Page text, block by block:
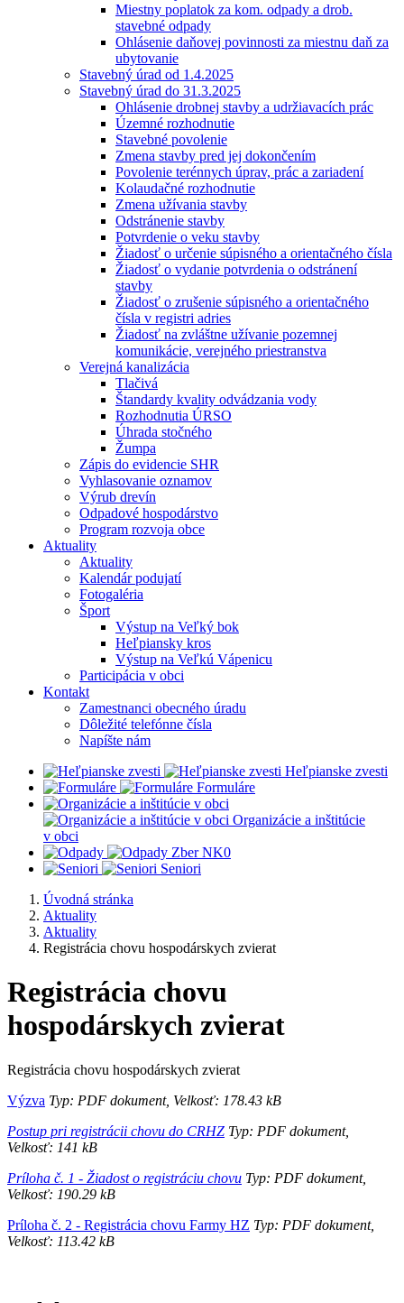
Miestny poplatok za kom. odpady a drob.
stavebné odpady
Ohlásenie daňovej povinnosti za miestnu daň za
ubytovanie
Stavebný úrad od 1.4.2025
Stavebný úrad do 31.3.2025
Ohlásenie drobnej stavby a udržiavacích prác
Územné rozhodnutie
Stavebné povolenie
Zmena stavby pred jej dokončením
Povolenie terénnych úprav, prác a zariadení
Kolaudačné rozhodnutie
Zmena užívania stavby
Odstránenie stavby
Potvrdenie o veku stavby
Žiadosť o určenie súpisného a orientačného čísla
Žiadosť o vydanie potvrdenia o odstránení
stavby
Žiadosť o zrušenie súpisného a orientačného
čísla v registri adries
Žiadosť na zvláštne užívanie pozemnej
komunikácie, verejného priestranstva
Verejná kanalizácia
Tlačivá
Štandardy kvality odvádzania vody
Rozhodnutia ÚRSO
Úhrada stočného
Žumpa
Zápis do evidencie SHR
Vyhlasovanie oznamov
Výrub drevín
Odpadové hospodárstvo
Program rozvoja obce
Aktuality
Aktuality
Kalendár podujatí
Fotogaléria
Šport
Výstup na Veľký bok
Heľpiansky kros
Výstup na Veľkú Vápenicu
Participácia v obci
Kontakt
Zamestnanci obecného úradu
Dôležité telefónne čísla
Napíšte nám
Heľpianske zvesti
Formuláre
Organizácie a inštitúcie
v obci
Zber NK0
Seniori
Úvodná stránka
Aktuality
Aktuality
Registrácia chovu hospodárskych zvierat
Registrácia chovu
hospodárskych zvierat
Registrácia chovu hospodárskych zvierat
Výzva Typ: PDF dokument, Velkosť: 178.43 kB
Postup pri registrácii chovu do CRHZ Typ: PDF dokument,
Velkosť: 141 kB
Príloha č. 1 - Žiadost o registráciu chovu Typ: PDF dokument,
Velkosť: 190.29 kB
Príloha č. 2 - Registrácia chovu Farmy HZ Typ: PDF dokument,
Velkosť: 113.42 kB